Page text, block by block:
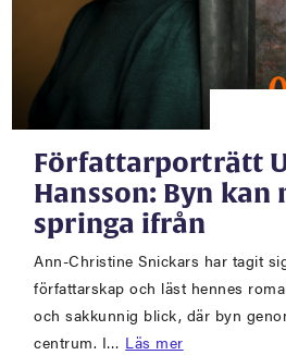
Författarporträtt
Hansson: Byn kan
springa ifrån
Ann-Christine Snickars har tagit
författarskap och läst hennes
och sakkunnig blick, där byn
centrum. I… Läs mer